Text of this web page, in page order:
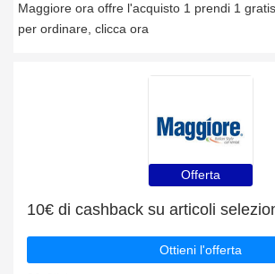
Maggiore ora offre l'acquisto 1 prendi 1
per ordinare, clicca ora
Offerta
Ottieni l'offerta